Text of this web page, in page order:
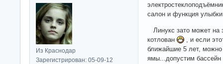
Из Краснодар
Зарегистрирован: 05-09-12
салон и функция
Линукс зато может на
котлован
, и если
ближайшие 5 лет, можно
ямы...допустим